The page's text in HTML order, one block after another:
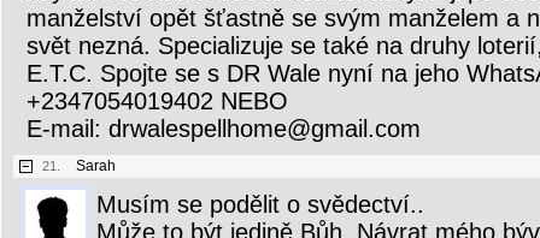
manželství opět šťastně se svým manželem a
svět nezná. Specializuje se také na druhy
E.T.C. Spojte se s DR Wale nyní na jeho
+2347054019402 NEBO
E-mail: drwalespellhome@gmail.com
21. Sarah
Musím se podělit o svědectví..
Může to být jedině Bůh. Návrat mého